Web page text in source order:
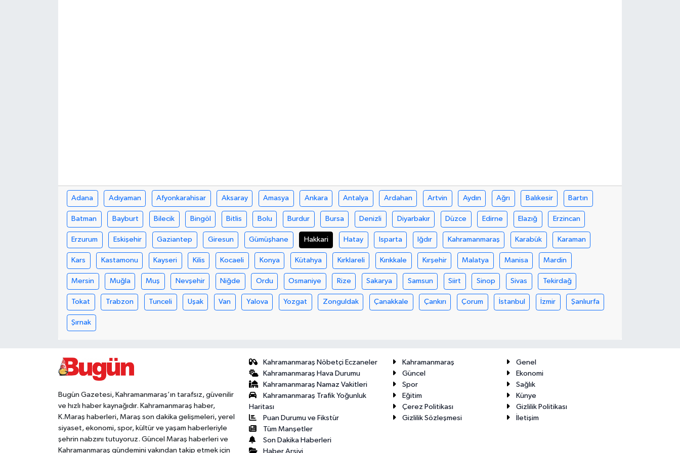
Adana Adıyaman Afyonkarahisar Aksaray Amasya Ankara Antalya Ardahan Artvin Aydın Ağrı Balıkesir Bartın
Batman Bayburt Bilecik Bingöl Bitlis Bolu Burdur Bursa Denizli Diyarbakır Düzce Edirne Elazığ Erzincan
Erzurum Eskişehir Gaziantep Giresun Gümüşhane Hakkari Hatay Isparta Iğdır Kahramanmaraş Karabük Karaman
Kars Kastamonu Kayseri Kilis Kocaeli Konya Kütahya Kırklareli Kırıkkale Kırşehir Malatya Manisa Mardin
Mersin Muğla Muş Nevşehir Niğde Ordu Osmaniye Rize Sakarya Samsun Siirt Sinop Sivas Tekirdağ
Tokat Trabzon Tunceli Uşak Van Yalova Yozgat Zonguldak Çanakkale Çankırı Çorum İstanbul İzmir Şanlıurfa
Şırnak
Bugün Gazetesi, Kahramanmaraş’ın tarafsız, güvenilir
ve hızlı haber kaynağıdır. Kahramanmaraş haber,
K.Maraş haberleri, Maraş son dakika gelişmeleri, yerel
siyaset, ekonomi, spor, kültür ve yaşam haberleriyle
şehrin nabzını tutuyoruz. Güncel Maraş haberleri ve
Kahramanmaraş gündemini yakından takip etmek için
Kahramanmaraş Nöbetçi Eczaneler
Kahramanmaraş Hava Durumu
Kahramanmaraş Namaz Vakitleri
Kahramanmaraş Trafik Yoğunluk
Haritası
Puan Durumu ve Fikstür
Tüm Manşetler
Son Dakika Haberleri
Haber Arşivi
Kahramanmaraş
Genel
Güncel
Ekonomi
Spor
Sağlık
Eğitim
Künye
Çerez Politikası
Gizlilik Politikası
Gizlilik Sözleşmesi
İletişim
SürManşet
KAHRAMANMARAŞ